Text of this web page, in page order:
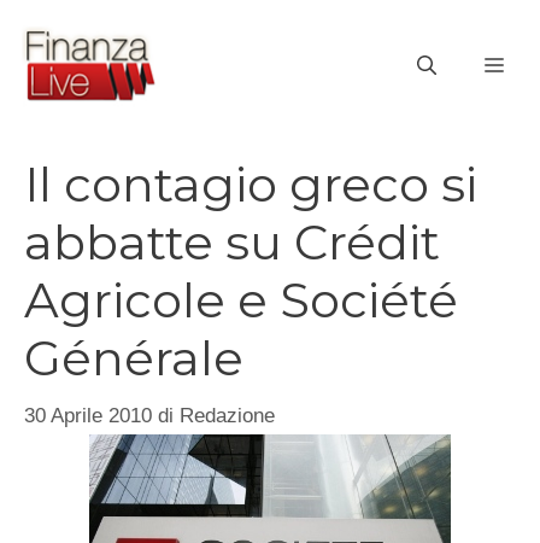
contenuto
Il contagio greco si
abbatte su Crédit
Agricole e Société
Générale
30 Aprile 2010 di Redazione